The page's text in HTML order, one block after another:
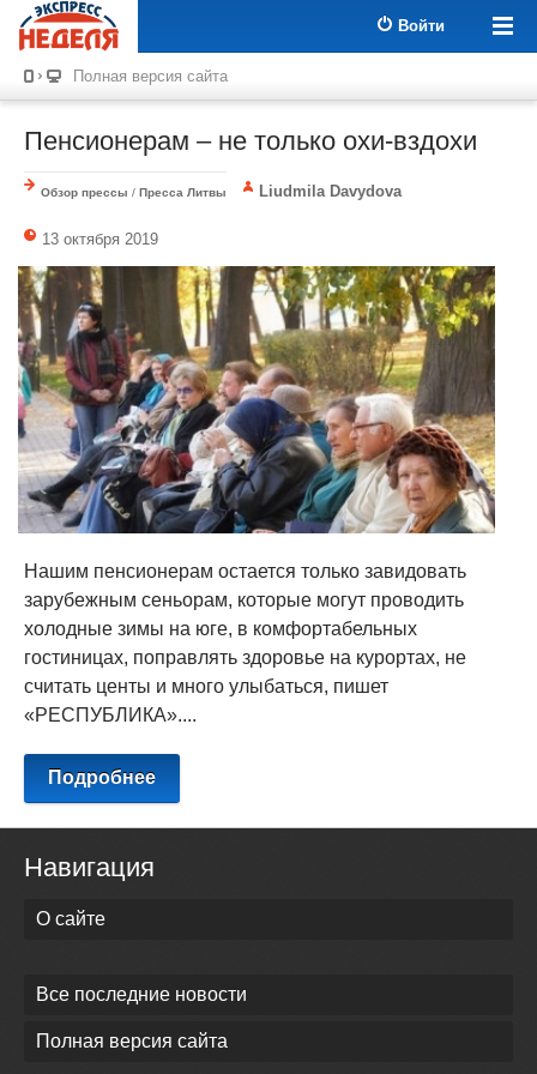
Войти
Полная версия сайта
Пенсионерам – не только охи-вздохи
Обзор прессы / Пресса Литвы Liudmila Davydova
13 октября 2019
Нашим пенсионерам остается только завидовать
зарубежным сеньорам, которые могут проводить
холодные зимы на юге, в комфортабельных
гостиницах, поправлять здоровье на курортах, не
считать центы и много улыбаться, пишет
«РЕСПУБЛИКА»....
Подробнее
Навигация
О сайте
Все последние новости
Полная версия сайта